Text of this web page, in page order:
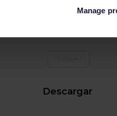
Manage
Descargar